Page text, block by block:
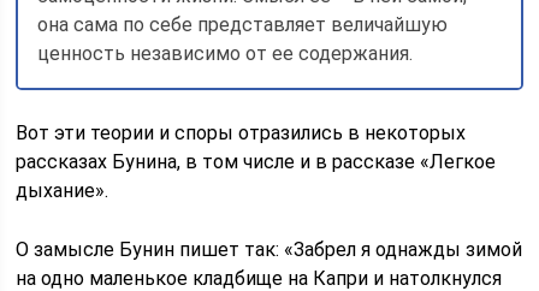
она сама по себе представляет величайшую
ценность независимо от ее содержания.
Вот эти теории и споры отразились в некоторых
рассказах Бунина, в том числе и в рассказе «Легкое
дыхание».
О замысле Бунин пишет так: «Забрел я однажды зимой
на одно маленькое кладбище на Капри и натолкнулся